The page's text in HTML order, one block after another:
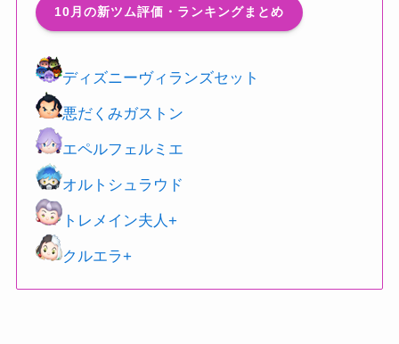
10月の新ツム評価・ランキングまとめ
ディズニーヴィランズセット
悪だくみガストン
エペルフェルミエ
オルトシュラウド
トレメイン夫人+
クルエラ+